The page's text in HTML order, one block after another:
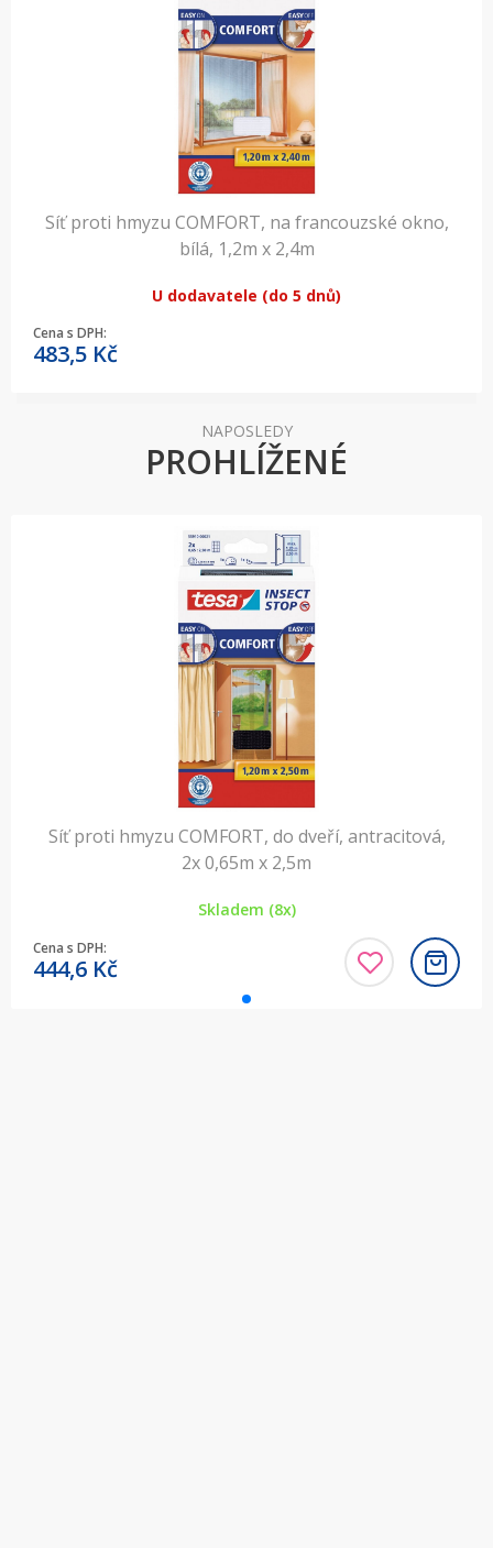
Síť proti hmyzu COMFORT, na francouzské okno,
bílá, 1,2m x 2,4m
U dodavatele (do 5 dnů)
Cena s DPH:
483,5 Kč
NAPOSLEDY
PROHLÍŽENÉ
Síť proti hmyzu COMFORT, do dveří, antracitová,
2x 0,65m x 2,5m
Skladem (8x)
Cena s DPH:
444,6 Kč